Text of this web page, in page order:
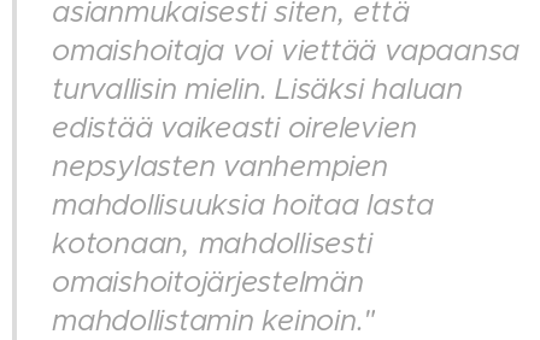
asianmukaisesti siten, että
omaishoitaja voi viettää vapaansa
turvallisin mielin. Lisäksi haluan
edistää vaikeasti oirelevien
nepsylasten vanhempien
mahdollisuuksia hoitaa lasta
kotonaan, mahdollisesti
omaishoitojärjestelmän
mahdollistamin keinoin."